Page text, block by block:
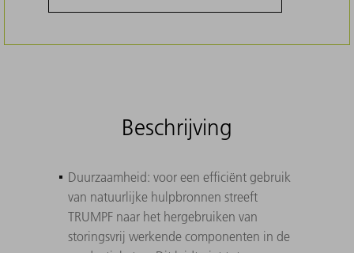
Beschrijving
Duurzaamheid: voor een efficiënt gebruik
van natuurlijke hulpbronnen streeft
TRUMPF naar het hergebruiken van
storingsvrij werkende componenten in de